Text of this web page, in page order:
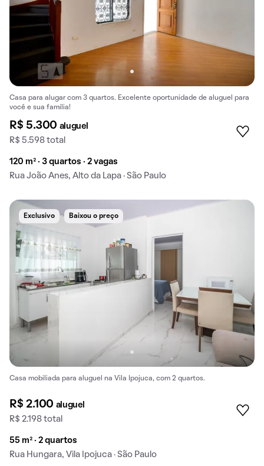
Casa para alugar com 3 quartos. Excelente oportunidade de aluguel para
você e sua família!
R$ 5.300 aluguel
R$ 5.598 total
120 m² · 3 quartos · 2 vagas
Rua João Anes, Alto da Lapa · São Paulo
Exclusivo Baixou o preço
Casa mobiliada para aluguel na Vila Ipojuca, com 2 quartos.
R$ 2.100 aluguel
R$ 2.198 total
55 m² · 2 quartos
Rua Hungara, Vila Ipojuca · São Paulo